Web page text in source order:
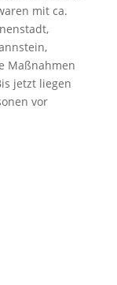
mit ca.
Maßnahmen
jetzt liegen
vor